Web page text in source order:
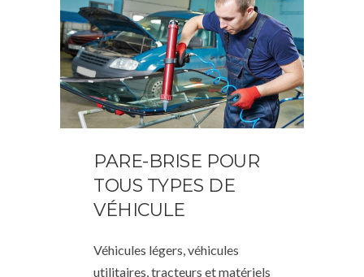
PARE-BRISE POUR
TOUS TYPES DE
VÉHICULE
Véhicules légers, véhicules
utilitaires, tracteurs et matériels